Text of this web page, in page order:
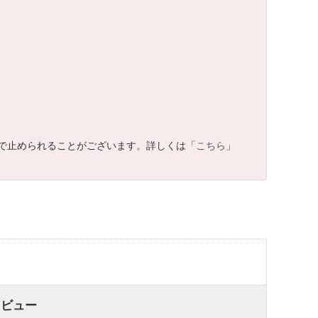
められることがございます。詳しくは「こちら 」
ュー